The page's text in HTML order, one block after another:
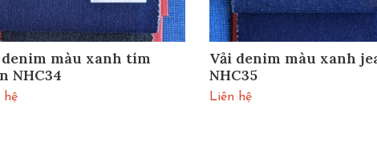
denim màu xanh tím
NHC34
hệ
Vải denim màu xanh
NHC35
Liên hệ